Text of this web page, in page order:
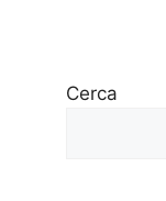
Cerca